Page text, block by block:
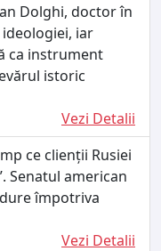
Dolghi, doctor în
iar
ca instrument
istoric
Vezi Detalii
ce clienții Rusiei
Senatul american
împotriva
Vezi Detalii